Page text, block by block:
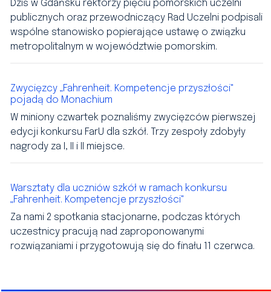
Dziś w Gdańsku rektorzy pięciu pomorskich uczelni
publicznych oraz przewodniczący Rad Uczelni podpisali
wspólne stanowisko popierające ustawę o związku
metropolitalnym w województwie pomorskim.
Zwycięzcy „Fahrenheit. Kompetencje przyszłości"
pojadą do Monachium
W miniony czwartek poznaliśmy zwycięzców pierwszej
edycji konkursu FarU dla szkół. Trzy zespoły zdobyły
nagrody za I, II i II miejsce.
Warsztaty dla uczniów szkół w ramach konkursu
„Fahrenheit. Kompetencje przyszłości"
Za nami 2 spotkania stacjonarne, podczas których
uczestnicy pracują nad zaproponowanymi
rozwiązaniami i przygotowują się do finału 11 czerwca.